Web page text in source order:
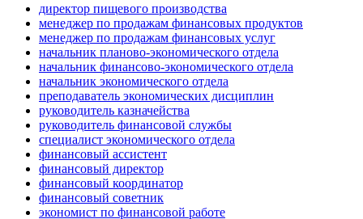
директор пищевого производства
менеджер по продажам финансовых продуктов
менеджер по продажам финансовых услуг
начальник планово-экономического отдела
начальник финансово-экономического отдела
начальник экономического отдела
преподаватель экономических дисциплин
руководитель казначейства
руководитель финансовой службы
специалист экономического отдела
финансовый ассистент
финансовый директор
финансовый координатор
финансовый советник
экономист по финансовой работе